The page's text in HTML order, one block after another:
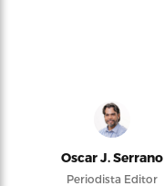
Oscar J. Serrano
Periodista Editor